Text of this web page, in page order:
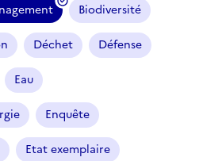
t
i
c
l
e
s
(
f
i
l
t
r
e
s
Biodiversité
Déchet Défense
Eau
Enquête
Etat exemplaire